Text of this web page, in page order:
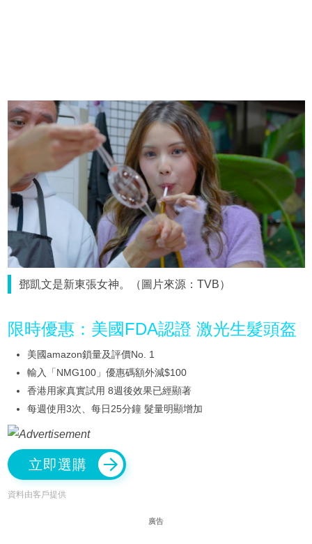
鄧凱文是新東張女神。（圖片來源：TVB）
限時優惠：美國FDA認證 激光生髮頭盔
美國amazon鎖量及評價No. 1
輸入「NMG100」優惠碼額外減$100
香港用家真實試用 8週後效果已經顯著
每週使用3次、每日25分鐘 髮量明顯增加
立即選購
資料由客戶提供
廣告